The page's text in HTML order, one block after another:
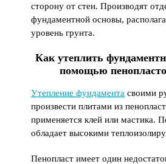
сторону от стен. Производят
фундаментной основы,
уровень грунта.
Как утеплить
помощью
Утепление фундамента своими
произвести плитами из
применяется клей или мастика.
обладает высокими
Пенопласт имеет один